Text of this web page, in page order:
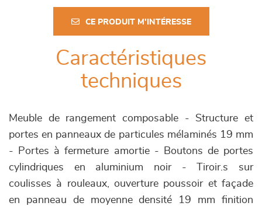
CE PRODUIT M'INTÉRESSE
Caractéristiques
techniques
Meuble de rangement composable - Structure et
portes en panneaux de particules mélaminés 19 mm
- Portes à fermeture amortie - Boutons de portes
cylindriques en aluminium noir - Tiroir.s sur
coulisses à rouleaux, ouverture poussoir et façade
en panneau de moyenne densité 19 mm finition